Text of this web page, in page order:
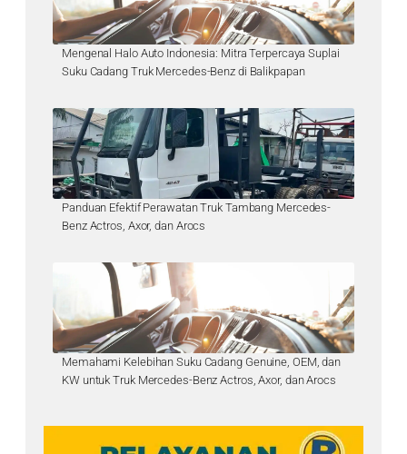
Mengenal Halo Auto Indonesia: Mitra Terpercaya Suplai
Suku Cadang Truk Mercedes-Benz di Balikpapan
Panduan Efektif Perawatan Truk Tambang Mercedes-
Benz Actros, Axor, dan Arocs
Memahami Kelebihan Suku Cadang Genuine, OEM, dan
KW untuk Truk Mercedes-Benz Actros, Axor, dan Arocs